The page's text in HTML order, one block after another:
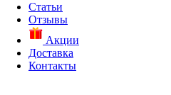
Статьи
Отзывы
Акции
Доставка
Контакты